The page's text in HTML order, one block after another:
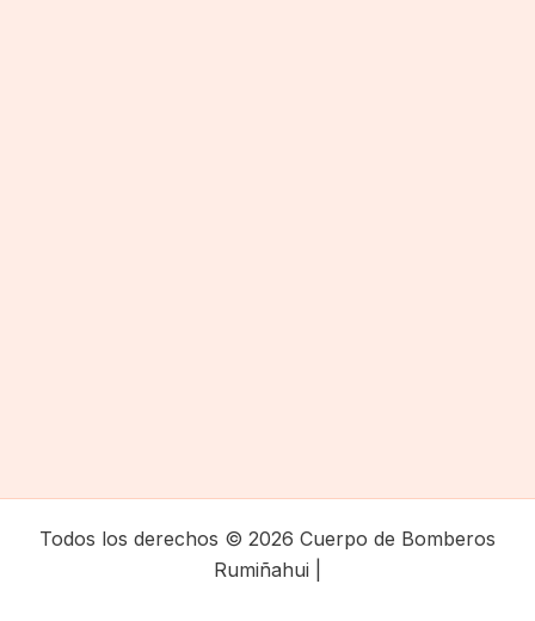
Todos los derechos © 2026 Cuerpo de Bomberos
Rumiñahui |